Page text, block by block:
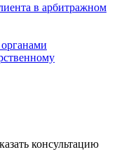
в арбитражном
консультацию